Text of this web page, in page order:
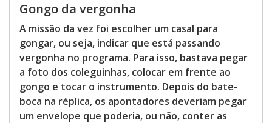
Gongo da vergonha
A missão da vez foi escolher um casal para
gongar, ou seja, indicar que está passando
vergonha no programa. Para isso, bastava pegar
a foto dos coleguinhas, colocar em frente ao
gongo e tocar o instrumento. Depois do bate-
boca na réplica, os apontadores deveriam pegar
um envelope que poderia, ou não, conter as